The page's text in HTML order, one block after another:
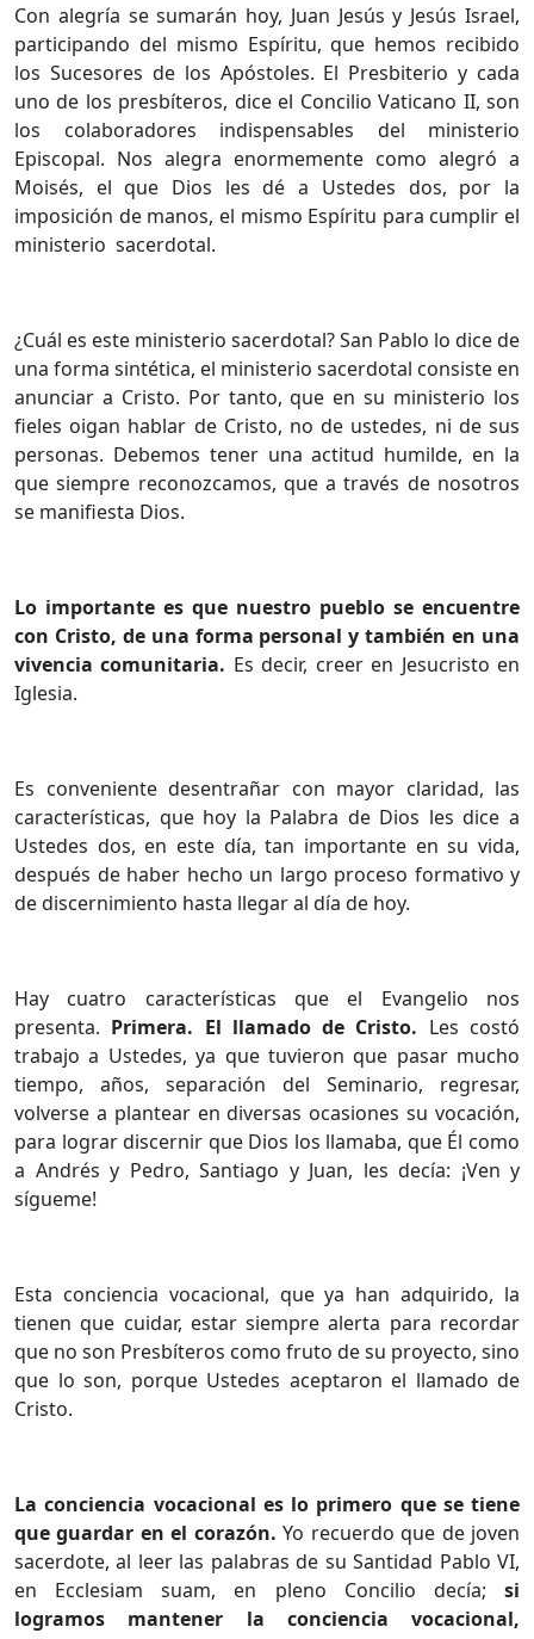
Con alegría se sumarán hoy, Juan Jesús y Jesús Israel,
participando del mismo Espíritu, que hemos recibido
los Sucesores de los Apóstoles. El Presbiterio y cada
uno de los presbíteros, dice el Concilio Vaticano II, son
los colaboradores indispensables del ministerio
Episcopal. Nos alegra enormemente como alegró a
Moisés, el que Dios les dé a Ustedes dos, por la
imposición de manos, el mismo Espíritu para cumplir el
ministerio sacerdotal.
¿Cuál es este ministerio sacerdotal? San Pablo lo dice de
una forma sintética, el ministerio sacerdotal consiste en
anunciar a Cristo. Por tanto, que en su ministerio los
fieles oigan hablar de Cristo, no de ustedes, ni de sus
personas. Debemos tener una actitud humilde, en la
que siempre reconozcamos, que a través de nosotros
se manifiesta Dios.
Lo importante es que nuestro pueblo se encuentre
con Cristo, de una forma personal y también en una
vivencia comunitaria. Es decir, creer en Jesucristo en
Iglesia.
Es conveniente desentrañar con mayor claridad, las
características, que hoy la Palabra de Dios les dice a
Ustedes dos, en este día, tan importante en su vida,
después de haber hecho un largo proceso formativo y
de discernimiento hasta llegar al día de hoy.
Hay cuatro características que el Evangelio nos
presenta. Primera. El llamado de Cristo. Les costó
trabajo a Ustedes, ya que tuvieron que pasar mucho
tiempo, años, separación del Seminario, regresar,
volverse a plantear en diversas ocasiones su vocación,
para lograr discernir que Dios los llamaba, que Él como
a Andrés y Pedro, Santiago y Juan, les decía: ¡Ven y
sígueme!
Esta conciencia vocacional, que ya han adquirido, la
tienen que cuidar, estar siempre alerta para recordar
que no son Presbíteros como fruto de su proyecto, sino
que lo son, porque Ustedes aceptaron el llamado de
Cristo.
La conciencia vocacional es lo primero que se tiene
que guardar en el corazón. Yo recuerdo que de joven
sacerdote, al leer las palabras de su Santidad Pablo VI,
en Ecclesiam suam, en pleno Concilio decía; si
logramos mantener la conciencia vocacional,